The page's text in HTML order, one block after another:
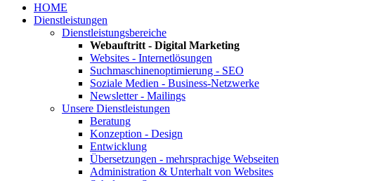
HOME
Dienstleistungen
Dienstleistungsbereiche
Webauftritt - Digital Marketing
Websites - Internetlösungen
Suchmaschinenoptimierung - SEO
Soziale Medien - Business-Netzwerke
Newsletter - Mailings
Unsere Dienstleistungen
Beratung
Konzeption - Design
Entwicklung
Übersetzungen - mehrsprachige Webseiten
Administration & Unterhalt von Websites